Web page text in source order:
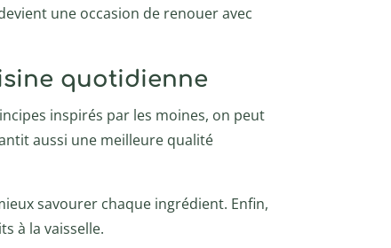
une occasion de renouer avec
quotidienne
inspirés par les moines, on peut
aussi une meilleure qualité
savourer chaque ingrédient. Enfin,
à la vaisselle.